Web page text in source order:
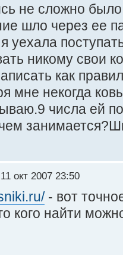
не сложно
шло через ее
уехала
никому свои
как
мне некогда
числа ей
окт 2007 23:50
- вот
кого найти